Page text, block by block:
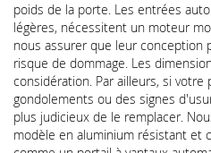
poids de la porte. Les entrées
légères, nécessitent un moteur
nous assurer que leur conception
risque de dommage. Les
considération. Par ailleurs, si
gondolements ou des signes
plus judicieux de le remplacer.
modèle en aluminium résistant et